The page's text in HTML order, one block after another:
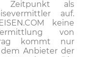
als
auf.
keine
von
kommt nur
Anbieter der